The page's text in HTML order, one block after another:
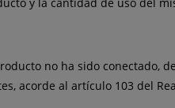
no ha sido conectado,
al artículo 103 del